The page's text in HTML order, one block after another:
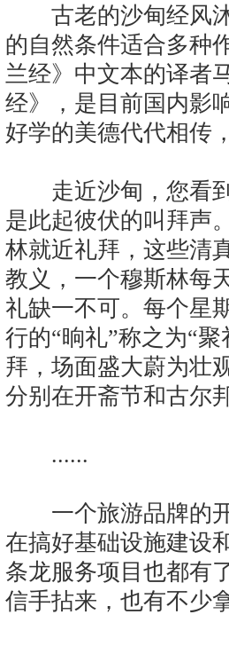
古老的沙甸经风沐
的自然条件适合多种
兰经》中文本的译者
经》，是目前国内影
好学的美德代代相传
走近沙甸，您看到
是此起彼伏的叫拜声
林就近礼拜，这些清
教义，一个穆斯林每
礼缺一不可。每个星
行的“晌礼”称之为“
拜，场面盛大蔚为壮
分别在开斋节和古尔
......
一个旅游品牌的开
在搞好基础设施建设
条龙服务项目也都有
信手拈来，也有不少